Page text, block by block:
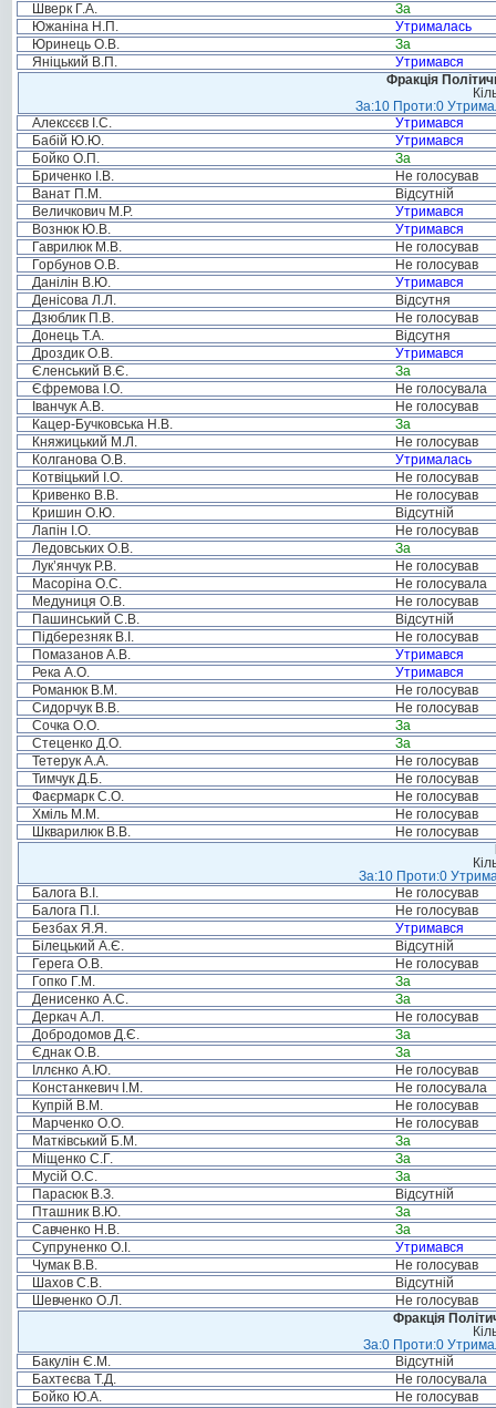
Шверк Г.А.
За
Южаніна Н.П.
Утрималась
Юринець О.В.
За
Яніцький В.П.
Утримався
Фракція
За:10 Проти:0
Алексєєв І.С.
Утримався
Бабій Ю.Ю.
Утримався
Бойко О.П.
За
Бриченко І.В.
Не голосував
Ванат П.М.
Відсутній
Величкович М.Р.
Утримався
Вознюк Ю.В.
Утримався
Гаврилюк М.В.
Не голосував
Горбунов О.В.
Не голосував
Данілін В.Ю.
Утримався
Денісова Л.Л.
Відсутня
Дзюблик П.В.
Не голосував
Донець Т.А.
Відсутня
Дроздик О.В.
Утримався
Єленський В.Є.
За
Єфремова І.О.
Не голосувала
Іванчук А.В.
Не голосував
Кацер-Бучковська Н.В.
За
Княжицький М.Л.
Не голосував
Колганова О.В.
Утрималась
Котвіцький І.О.
Не голосував
Кривенко В.В.
Не голосував
Кришин О.Ю.
Відсутній
Лапін І.О.
Не голосував
Ледовських О.В.
За
Лук’янчук Р.В.
Не голосував
Масоріна О.С.
Не голосувала
Медуниця О.В.
Не голосував
Пашинський С.В.
Відсутній
Підберезняк В.І.
Не голосував
Помазанов А.В.
Утримався
Река А.О.
Утримався
Романюк В.М.
Не голосував
Сидорчук В.В.
Не голосував
Сочка О.О.
За
Стеценко Д.О.
За
Тетерук А.А.
Не голосував
Тимчук Д.Б.
Не голосував
Фаєрмарк С.О.
Не голосував
Хміль М.М.
Не голосував
Шкварилюк В.В.
Не голосував
За:10 Проти:0
Балога В.І.
Не голосував
Балога П.І.
Не голосував
Безбах Я.Я.
Утримався
Білецький А.Є.
Відсутній
Герега О.В.
Не голосував
Гопко Г.М.
За
Денисенко А.С.
За
Деркач А.Л.
Не голосував
Добродомов Д.Є.
За
Єднак О.В.
За
Іллєнко А.Ю.
Не голосував
Констанкевич І.М.
Не голосувала
Купрій В.М.
Не голосував
Марченко О.О.
Не голосував
Матківський Б.М.
За
Міщенко С.Г.
За
Мусій О.С.
За
Парасюк В.З.
Відсутній
Пташник В.Ю.
За
Савченко Н.В.
За
Супруненко О.І.
Утримався
Чумак В.В.
Не голосував
Шахов С.В.
Відсутній
Шевченко О.Л.
Не голосував
Фракція
За:0 Проти:0
Бакулін Є.М.
Відсутній
Бахтеєва Т.Д.
Не голосувала
Бойко Ю.А.
Не голосував